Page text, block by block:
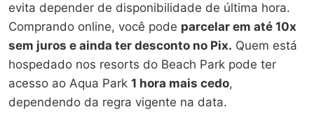
evita depender de disponibilidade de última hora.
Comprando online, você pode parcelar em até 10x
sem juros e ainda ter desconto no Pix. Quem está
hospedado nos resorts do Beach Park pode ter
acesso ao Aqua Park 1 hora mais cedo,
dependendo da regra vigente na data.